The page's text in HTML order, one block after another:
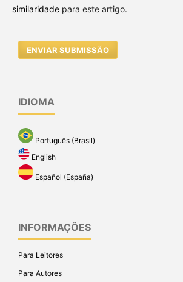
similaridadepara este artigo.
ENVIAR SUBMISSÃO
IDIOMA
Português (Brasil)
English
Español (España)
INFORMAÇÕES
Para Leitores
Para Autores